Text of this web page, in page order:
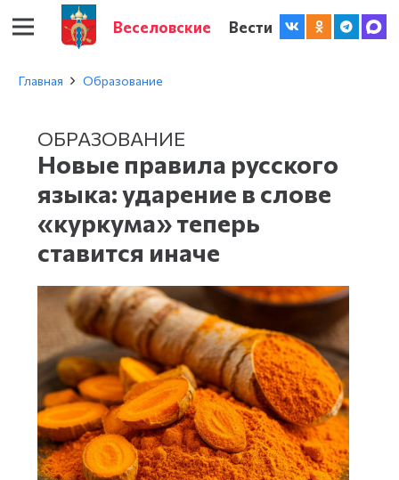
Веселовские Вести
Главная Образование
ОБРАЗОВАНИЕ
Новые правила русского
языка: ударение в слове
«куркума» теперь
ставится иначе